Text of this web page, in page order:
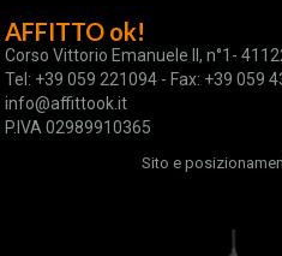
AFFITTO ok!
Corso Vittorio Emanuele II, n°1-
Tel: +39 059 221094 - Fax: +39 059
info@affittook.it
P.IVA 02989910365
Sito e